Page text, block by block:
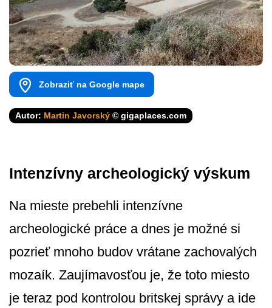
Zobraziť na Google mape
Autor: Martin Javorský © gigaplaces.com
Intenzívny archeologický výskum
Na mieste prebehli intenzívne
archeologické práce a dnes je možné si
pozrieť mnoho budov vrátane zachovalých
mozaík. Zaujímavosťou je, že toto miesto
je teraz pod kontrolou britskej správy a ide